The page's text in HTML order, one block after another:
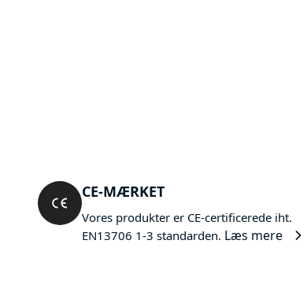
CE-MÆRKET
Vores produkter er CE-certificerede iht.
EN13706 1-3 standarden. Læs mere